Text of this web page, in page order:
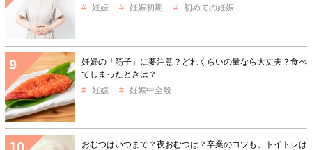
妊娠
妊娠初期 初めての妊娠
妊婦の「筋子」に要注意？どれくらいの量なら大丈夫？食べ
てしまったときは？
妊娠
妊娠中全般
おむつはいつまで？夜おむつは？卒業のコツも。トイトレは